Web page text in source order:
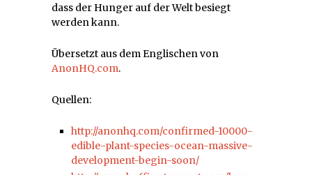
dass der Hunger auf der Welt besiegt
werden kann.
Übersetzt aus dem Englischen von
AnonHQ.com.
Quellen:
http://anonhq.com/confirmed-10000-
edible-plant-species-ocean-massive-
development-begin-soon/